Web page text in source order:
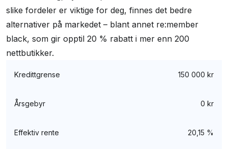
slike fordeler er viktige for deg, finnes det bedre
alternativer på markedet – blant annet re:member
black, som gir opptil 20 % rabatt i mer enn 200
nettbutikker.
Kredittgrense 150 000 kr
Årsgebyr 0 kr
Effektiv rente 20,15 %